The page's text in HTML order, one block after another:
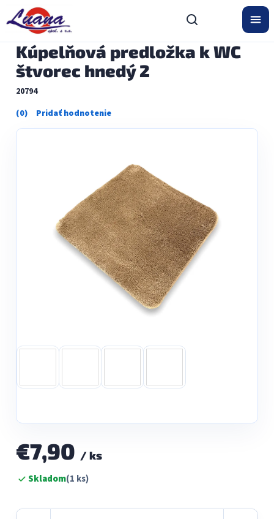
obsah
Kúpelňová predložka k WC
štvorec hnedý 2
20794
Priemerné
hodnotenie
€7,90 / ks
Jednotková
cena:Skladom(1 ks)